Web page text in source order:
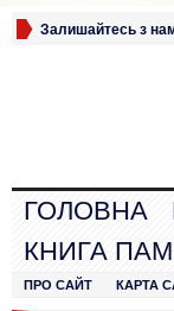
Залишайтесь з
ГОЛОВНА
КНИГА
ПРО САЙТ КАРТА